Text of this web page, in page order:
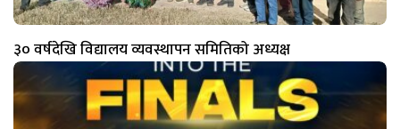
३० वर्षदेखि विद्यालय व्यवस्थापन समितिको अध्यक्ष